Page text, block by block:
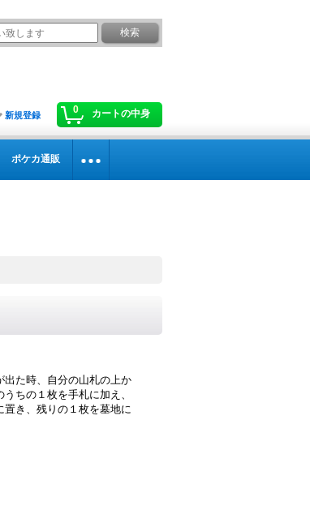
0 カートの中身
新規登録
ポケカ通販
出た時、自分の山札の上か
ちの１枚を手札に加え、
置き、残りの１枚を墓地に